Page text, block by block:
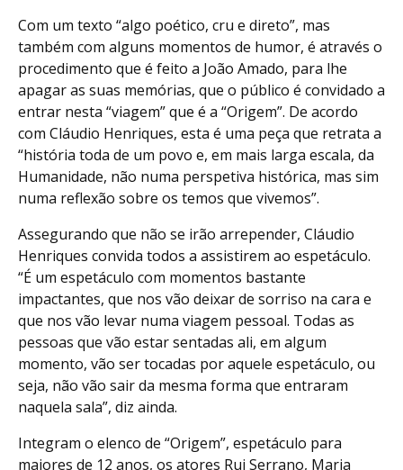
Com um texto “algo poético, cru e direto”, mas
também com alguns momentos de humor, é através o
procedimento que é feito a João Amado, para lhe
apagar as suas memórias, que o público é convidado a
entrar nesta “viagem” que é a “Origem”. De acordo
com Cláudio Henriques, esta é uma peça que retrata a
“história toda de um povo e, em mais larga escala, da
Humanidade, não numa perspetiva histórica, mas sim
numa reflexão sobre os temos que vivemos”.
Assegurando que não se irão arrepender, Cláudio
Henriques convida todos a assistirem ao espetáculo.
“É um espetáculo com momentos bastante
impactantes, que nos vão deixar de sorriso na cara e
que nos vão levar numa viagem pessoal. Todas as
pessoas que vão estar sentadas ali, em algum
momento, vão ser tocadas por aquele espetáculo, ou
seja, não vão sair da mesma forma que entraram
naquela sala”, diz ainda.
Integram o elenco de “Origem”, espetáculo para
maiores de 12 anos, os atores Rui Serrano, Maria